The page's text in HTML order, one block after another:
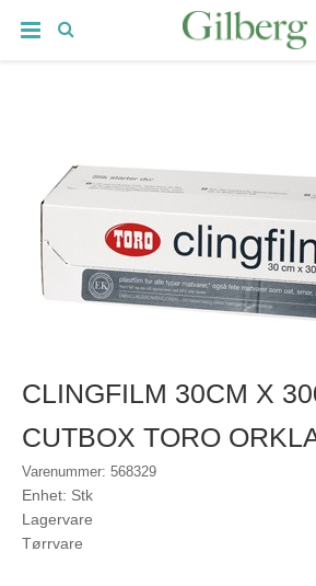
CLINGFILM 30CM X
CUTBOX TORO
Varenummer: 568329
Enhet: Stk
Lagervare
Tørrvare